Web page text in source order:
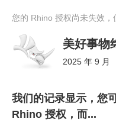
您的 Rhino 授权尚未失效，
美好事物
2025 年 9 月
我们的记录显示，您
Rhino 授权，而...